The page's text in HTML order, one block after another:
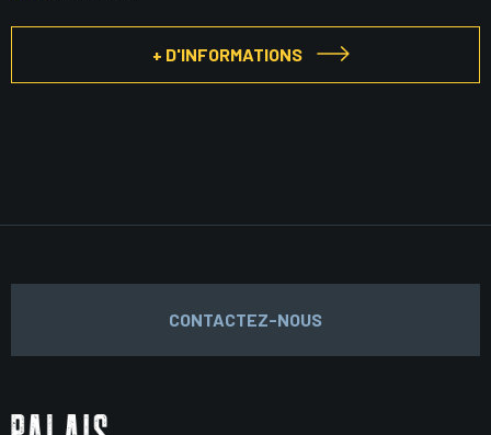
+ D'INFORMATIONS
CONTACTEZ-NOUS